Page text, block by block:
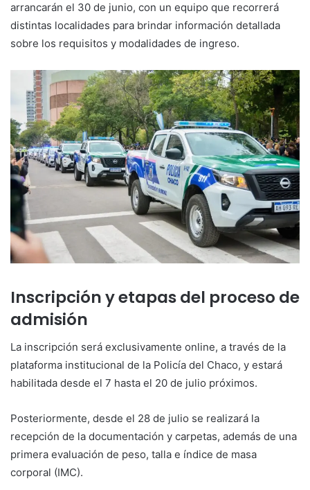
arrancarán el 30 de junio, con un equipo que recorrerá
distintas localidades para brindar información detallada
sobre los requisitos y modalidades de ingreso.
Inscripción y etapas del proceso de
admisión
La inscripción será exclusivamente online, a través de la
plataforma institucional de la Policía del Chaco, y estará
habilitada desde el 7 hasta el 20 de julio próximos.
Posteriormente, desde el 28 de julio se realizará la
recepción de la documentación y carpetas, además de una
primera evaluación de peso, talla e índice de masa
corporal (IMC).